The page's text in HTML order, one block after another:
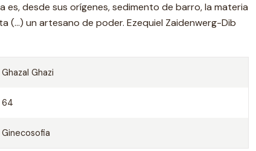
desde sus orígenes, sedimento de barro, la materia
(...) un artesano de poder. Ezequiel Zaidenwerg-Dib
Ghazal Ghazi
64
Ginecosofia